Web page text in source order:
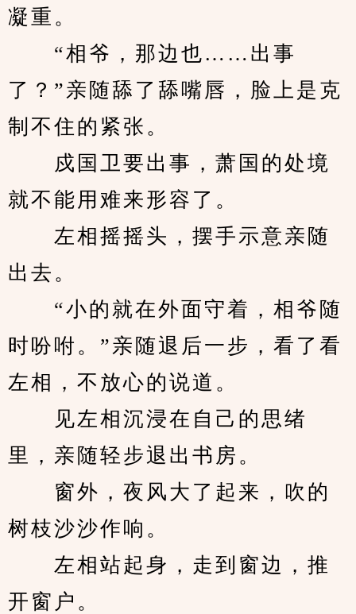
凝重。
“相爷，那边也……出事
了？”亲随舔了舔嘴唇，脸上是克
制不住的紧张。
戍国卫要出事，萧国的处境
就不能用难来形容了。
左相摇摇头，摆手示意亲随
出去。
“小的就在外面守着，相爷随
时吩咐。”亲随退后一步，看了看
左相，不放心的说道。
见左相沉浸在自己的思绪
里，亲随轻步退出书房。
窗外，夜风大了起来，吹的
树枝沙沙作响。
左相站起身，走到窗边，推
开窗户。